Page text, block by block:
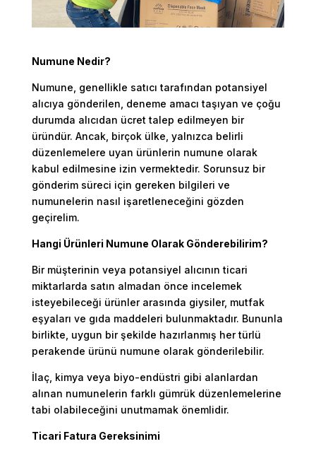
Numune Nedir?
Numune, genellikle satıcı tarafından potansiyel
alıcıya gönderilen, deneme amacı taşıyan ve çoğu
durumda alıcıdan ücret talep edilmeyen bir
üründür. Ancak, birçok ülke, yalnızca belirli
düzenlemelere uyan ürünlerin numune olarak
kabul edilmesine izin vermektedir. Sorunsuz bir
gönderim süreci için gereken bilgileri ve
numunelerin nasıl işaretleneceğini gözden
geçirelim.
Hangi Ürünleri Numune Olarak Gönderebilirim?
Bir müşterinin veya potansiyel alıcının ticari
miktarlarda satın almadan önce incelemek
isteyebileceği ürünler arasında giysiler, mutfak
eşyaları ve gıda maddeleri bulunmaktadır. Bununla
birlikte, uygun bir şekilde hazırlanmış her türlü
perakende ürünü numune olarak gönderilebilir.
İlaç, kimya veya biyo-endüstri gibi alanlardan
alınan numunelerin farklı gümrük düzenlemelerine
tabi olabileceğini unutmamak önemlidir.
Ticari Fatura Gereksinimi